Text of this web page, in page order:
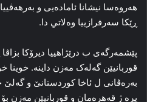
هه‌روه‌سا نیشانا ئاماده‌يى و
ڕێكا سه‌رفرازييا وه‌لاتي دا.
پێشمەرگەی ب درێژاهییا دیرۆکا
قوربانیێن گەلەک مەزن داینە. خوینا
بەرەڤانی ل ئاخا کوردستانێ و گەلێ
پڕە ژ قه‌هرەمان و قوربانیێن مەزن بۆ